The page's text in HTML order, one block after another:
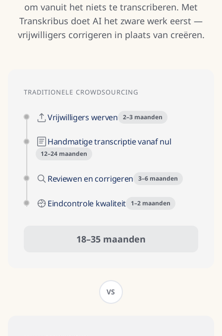
om vanuit het niets te transcriberen. Met
Transkribus doet AI het zware werk eerst —
vrijwilligers corrigeren in plaats van creëren.
TRADITIONELE CROWDSOURCING
Vrijwilligers werven 2–3 maanden
Handmatige transcriptie vanaf nul
12–24 maanden
Reviewen en corrigeren 3–6 maanden
Eindcontrole kwaliteit 1–2 maanden
18–35 maanden
VS